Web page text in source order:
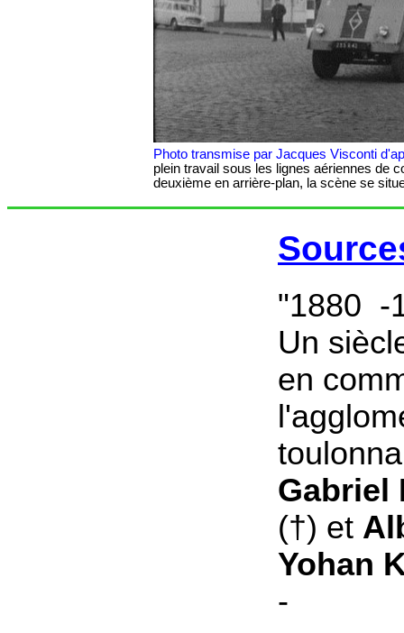
Photo transmise par Jacques Visconti
plein travail sous les lignes aériennes de
deuxième en arrière-plan, la scène se
"1880 -
Un
en
Gabriel
(†) et
Yohan
-